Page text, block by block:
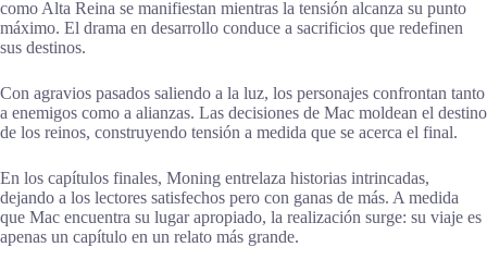
como Alta Reina se manifiestan mientras la tensión alcanza su punto
máximo. El drama en desarrollo conduce a sacrificios que redefinen
sus destinos.
Con agravios pasados saliendo a la luz, los personajes confrontan tanto
a enemigos como a alianzas. Las decisiones de Mac moldean el destino
de los reinos, construyendo tensión a medida que se acerca el final.
En los capítulos finales, Moning entrelaza historias intrincadas,
dejando a los lectores satisfechos pero con ganas de más. A medida
que Mac encuentra su lugar apropiado, la realización surge: su viaje es
apenas un capítulo en un relato más grande.